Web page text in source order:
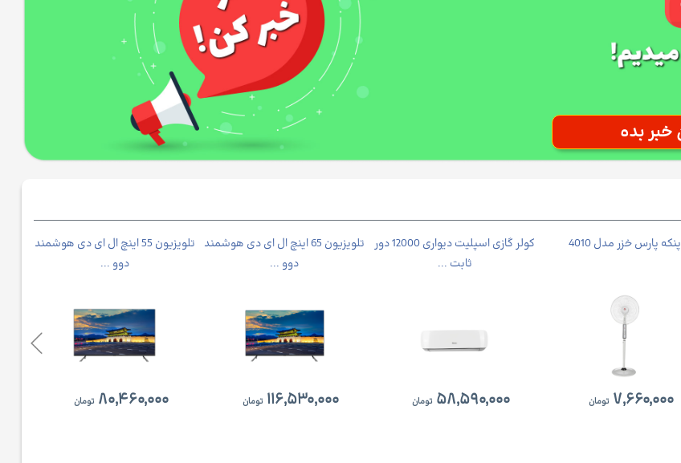
تلویزیون 55 اینچ ال ای دی هوشمند
دوو ...
۸۰,۴۶۰,۰۰۰ تومان
تلویزیون 65 اینچ ال ای دی هوشمند
دوو ...
۱۱۶,۵۳۰,۰۰۰ تومان
کولر گازی اسپلیت دیواری 12000 دور
ثابت ...
۵۸,۵۹۰,۰۰۰ تومان
پنکه پارس خزر مدل 4010
۷,۶۶۰,۰۰۰ تومان